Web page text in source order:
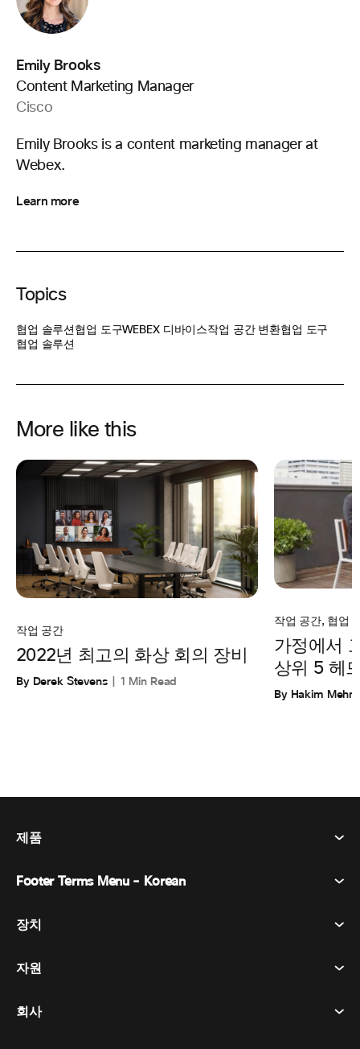
Emily Brooks
Content Marketing Manager
Cisco
Emily Brooks is a content marketing manager at
Webex.
Learn more
Topics
협업 솔루션 협업 도구WEBEX 디바이스작업 공간 변환협업 도구
협업 솔루션
More like this
작업 공간
2022년 최고의 화상 회의 장비
By Derek Stevens 1 Min Read
작업 공간, 협업
가정에서
상위 5 헤
By Hakim
제품
Webex Suite
메시징
이벤트
Footer Terms Menu - Korean
이용약관
상표
장치
객실 장치
자원
가격
회사